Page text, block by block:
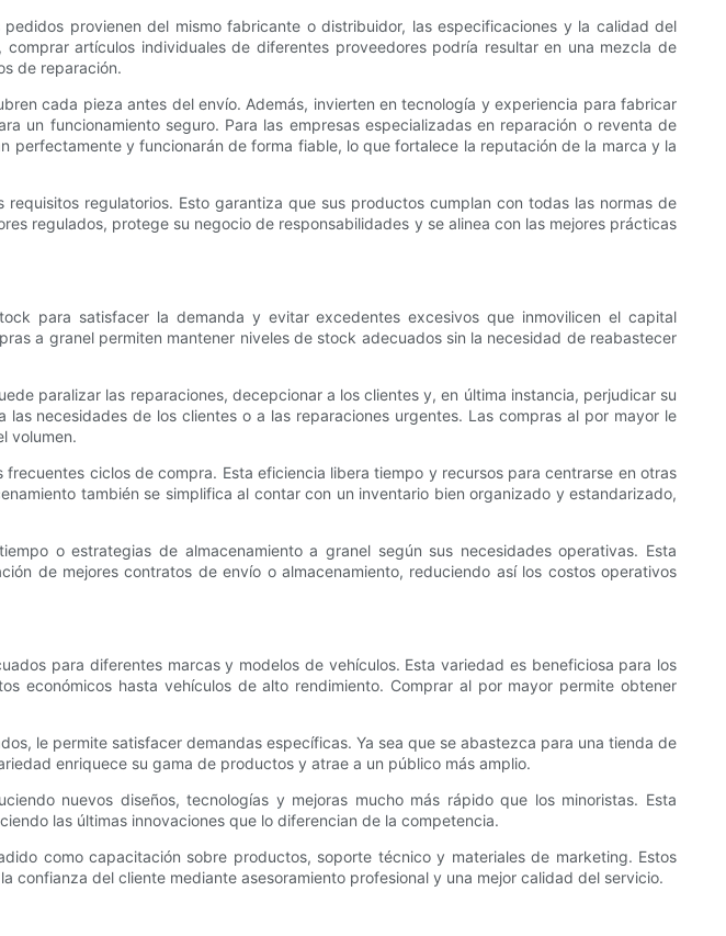
provienen del mismo fabricante o distribuidor, las especificaciones y la calidad del
artículos individuales de diferentes proveedores podría resultar en una mezcla de
de reparación.
cada pieza antes del envío. Además, invierten en tecnología y experiencia para fabricar
un funcionamiento seguro. Para las empresas especializadas en reparación o reventa de
y funcionarán de forma fiable, lo que fortalece la reputación de la marca y la
regulatorios. Esto garantiza que sus productos cumplan con todas las normas de
regulados, protege su negocio de responsabilidades y se alinea con las mejores prácticas
para satisfacer la demanda y evitar excedentes excesivos que inmovilicen el capital
a granel permiten mantener niveles de stock adecuados sin la necesidad de reabastecer
paralizar las reparaciones, decepcionar a los clientes y, en última instancia, perjudicar su
necesidades de los clientes o a las reparaciones urgentes. Las compras al por mayor le
volumen.
ciclos de compra. Esta eficiencia libera tiempo y recursos para centrarse en otras
también se simplifica al contar con un inventario bien organizado y estandarizado,
o estrategias de almacenamiento a granel según sus necesidades operativas. Esta
de mejores contratos de envío o almacenamiento, reduciendo así los costos operativos
para diferentes marcas y modelos de vehículos. Esta variedad es beneficiosa para los
económicos hasta vehículos de alto rendimiento. Comprar al por mayor permite obtener
le permite satisfacer demandas específicas. Ya sea que se abastezca para una tienda de
enriquece su gama de productos y atrae a un público más amplio.
nuevos diseños, tecnologías y mejoras mucho más rápido que los minoristas. Esta
las últimas innovaciones que lo diferencian de la competencia.
como capacitación sobre productos, soporte técnico y materiales de marketing. Estos
confianza del cliente mediante asesoramiento profesional y una mejor calidad del servicio.